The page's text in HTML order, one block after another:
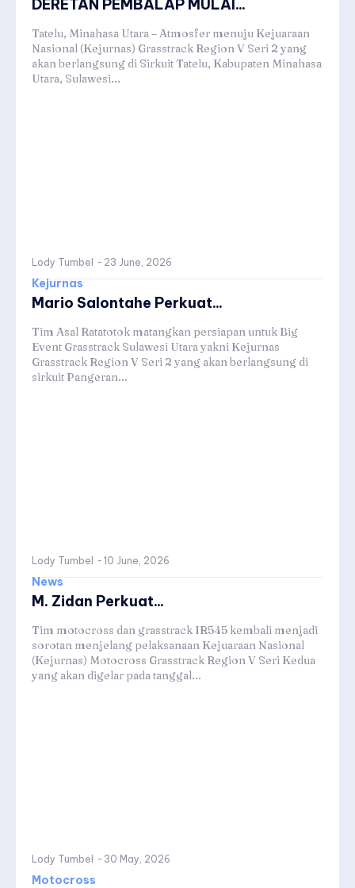
DERETAN PEMBALAP MULAI...
Tatelu, Minahasa Utara – Atmosfer menuju Kejuaraan
Nasional (Kejurnas) Grasstrack Region V Seri 2 yang
akan berlangsung di Sirkuit Tatelu, Kabupaten Minahasa
Utara, Sulawesi...
Lody Tumbel - 23 June, 2026
Kejurnas
Mario Salontahe Perkuat...
Tim Asal Ratatotok matangkan persiapan untuk Big
Event Grasstrack Sulawesi Utara yakni Kejurnas
Grasstrack Region V Seri 2 yang akan berlangsung di
sirkuit Pangeran...
Lody Tumbel - 10 June, 2026
News
M. Zidan Perkuat...
Tim motocross dan grasstrack IR545 kembali menjadi
sorotan menjelang pelaksanaan Kejuaraan Nasional
(Kejurnas) Motocross Grasstrack Region V Seri Kedua
yang akan digelar pada tanggal...
Lody Tumbel - 30 May, 2026
Motocross